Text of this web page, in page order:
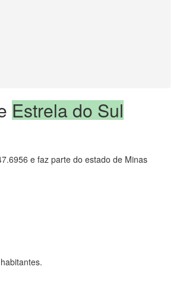
Estrela do Sul
e faz parte do estado de Minas